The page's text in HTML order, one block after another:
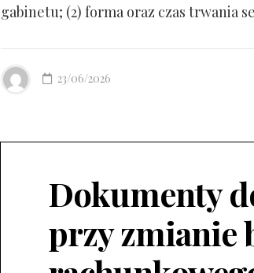
gabinetu; (2) forma oraz czas trwania
23/06/2026
Dokumenty
przy zmianie